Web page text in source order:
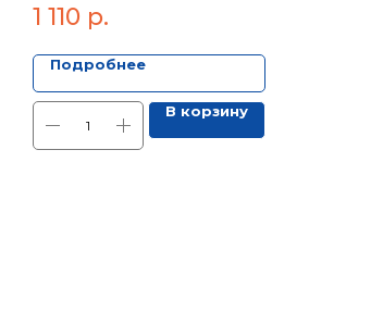
1 110 р.
Подробнее
В корзину